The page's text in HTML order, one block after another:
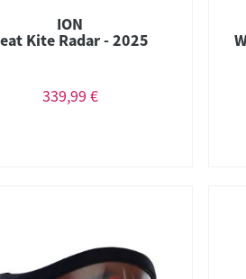
ION
Kite Radar - 2025
339,99 €